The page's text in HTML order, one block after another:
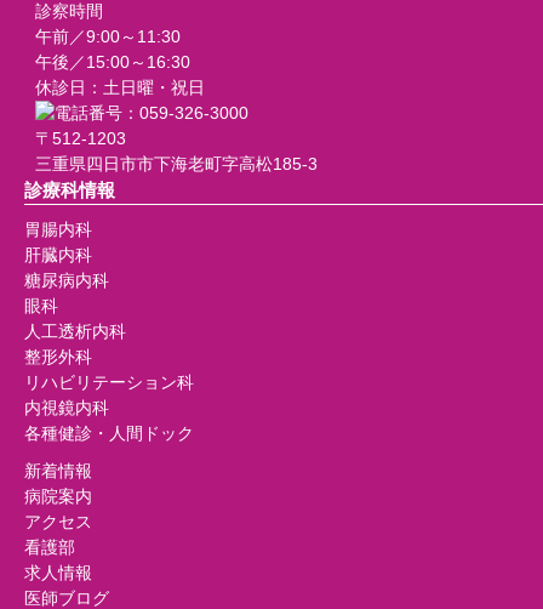
診察時間
午前／9:00～11:30
午後／15:00～16:30
休診日：土日曜・祝日
〒512-1203
三重県四日市市下海老町字高松185-3
診療科情報
胃腸内科
肝臓内科
糖尿病内科
眼科
人工透析内科
整形外科
リハビリテーション科
内視鏡内科
各種健診・人間ドック
新着情報
病院案内
アクセス
看護部
求人情報
医師ブログ